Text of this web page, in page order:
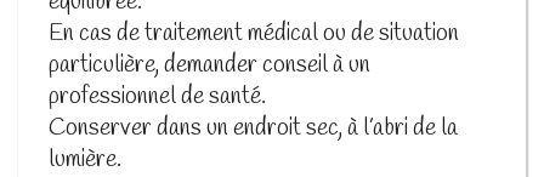
En cas de traitement médical ou de situation
particulière, demander conseil à un
professionnel de santé.
Conserver dans un endroit sec, à l’abri de la
lumière.